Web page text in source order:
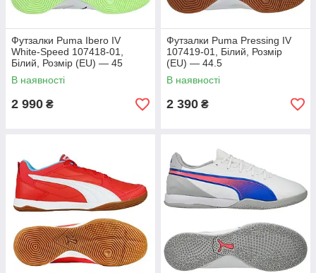
Футзалки Puma Ibero IV
White-Speed 107418-01,
Білий, Розмір (EU) — 45
В наявності
2 990 ₴
Футзалки Puma Pressing IV
107419-01, Білий, Розмір
(EU) — 44.5
В наявності
2 390 ₴